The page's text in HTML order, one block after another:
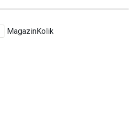
MagazinKolik